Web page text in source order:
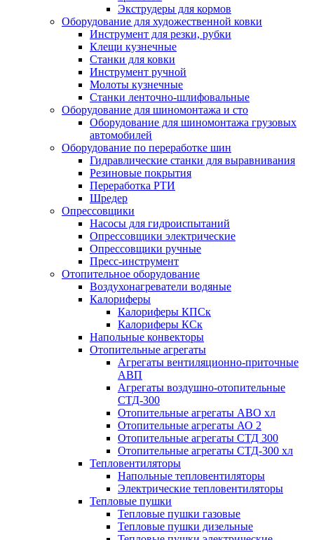
Экструдеры для кормов
Оборудование для художественной ковки
Инструмент для резки, рубки
Клещи кузнечные
Станки для ковки
Инструмент ручной
Молоты кузнечные
Станки ленточно-шлифовальные
Оборудование для шиномонтажа и сто
Оборудование для шиномонтажа грузовых
автомобилей
Оборудование по переработке шин
Гидравлические станки для выравнивания
Резиновые покрытия
Переработка РТИ
Шредер
Опрессовщики
Насосы для гидроиспытаний
Опрессовщики электрические
Опрессовщики ручные
Пресс-инструмент
Отопительное оборудование
Воздухонагреватели водяные
Калориферы
Калориферы КПСк
Калориферы КСк
Напольные конвекторы
Отопительные агрегаты
Агрегаты вентиляционно-приточные
АВП
Агрегаты воздушно-отопительные
СТД-300
Отопительные агрегаты АВО хл
Отопительные агрегаты АО 2
Отопительные агрегаты СТД 300
Отопительные агрегаты СТД-300 хл
Тепловентиляторы
Напольные тепловентиляторы
Электрические тепловентиляторы
Тепловые пушки
Тепловые пушки газовые
Тепловые пушки дизельные